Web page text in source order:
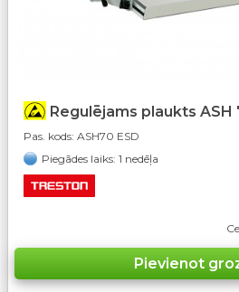
Regulējams plaukts ASH
Pas. kods: ASH70 ESD
Piegādes laiks: 1 nedēļa